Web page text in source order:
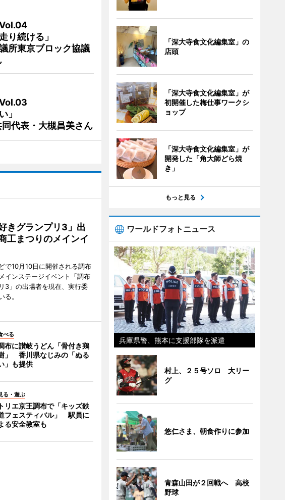
り続ける」
所東京ブロック協議
」
代表・大槻昌美さん
きグランプリ3」出
まつりのメインイ
で10月10日に開催される調布
インステージイベント「調布
3」の出場者を現在、実行委
る。
べる
布に讃岐うどん「骨付き鶏
」 香川県なじみの「ぬる
」も提供
る・遊ぶ
トリエ京王調布で「キッズ鉄
フェスティバル」 駅員に
る安全教室も
「深大寺食文化編集室」の
店頭
「深大寺食文化編集室」が
初開催した梅仕事ワークシ
ョップ
「深大寺食文化編集室」が
開発した「角大師どら焼
き」
もっと見る
ワールドフォトニュース
兵庫県警、熊本に支援部隊を派遣
村上、２５号ソロ 大リー
グ
悠仁さま、朝食作りに参加
青森山田が２回戦へ 高校
野球